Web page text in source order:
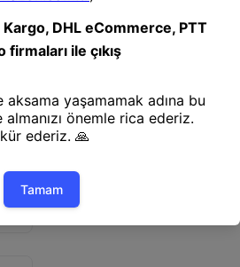
Temizlik Fırçası-10116